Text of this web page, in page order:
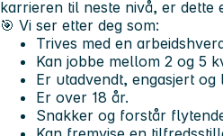
karrieren til neste nivå, er
🎯 Vi ser etter deg som:
Trives med en
Kan jobbe mellom 2 og 5
Er utadvendt, engasjert
Er over 18 år.
Snakker og forstår